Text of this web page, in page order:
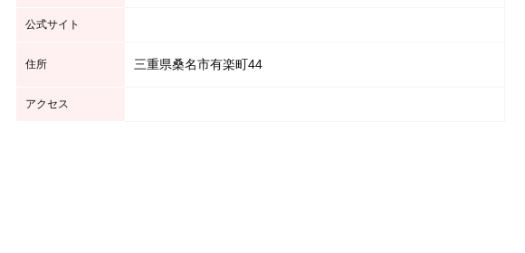
公式サイト
住所 三重県桑名市有楽町44
アクセス